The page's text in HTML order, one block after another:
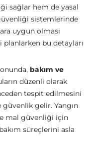
sağlar hem de yasal
sistemlerinde
uygun olması
bu detayları
bakım ve
düzenli olarak
tespit edilmesini
güvenlik gelir. Yangın
mal güvenliği için
süreçlerini asla